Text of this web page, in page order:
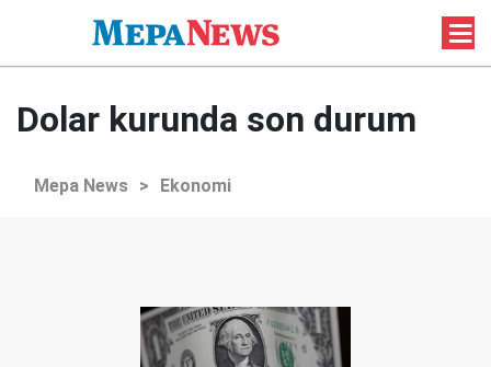
Dolar kurunda son durum
Mepa News > Ekonomi